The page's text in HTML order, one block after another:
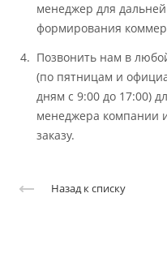
менеджер для
формирования
Позвонить нам в
(по пятницам и
дням с 9:00 до 17:00)
менеджера компании
заказу.
Назад к списку